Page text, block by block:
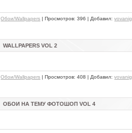
Обои/Wallpapers | Просмотров: 396 | Добавил:vovanig
WALLPAPERS VOL 2
Обои/Wallpapers | Просмотров: 408 | Добавил:vovanig
ОБОИ НА ТЕМУ ФОТОШОП VOL 4